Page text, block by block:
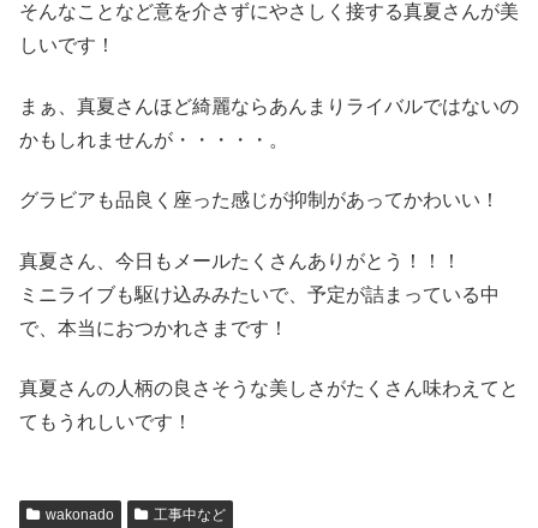
そんなことなど意を介さずにやさしく接する真夏さんが美
しいです！
まぁ、真夏さんほど綺麗ならあんまりライバルではないの
かもしれませんが・・・・・。
グラビアも品良く座った感じが抑制があってかわいい！
真夏さん、今日もメールたくさんありがとう！！！
ミニライブも駆け込みみたいで、予定が詰まっている中
で、本当におつかれさまです！
真夏さんの人柄の良さそうな美しさがたくさん味わえてと
てもうれしいです！
wakonado 工事中など